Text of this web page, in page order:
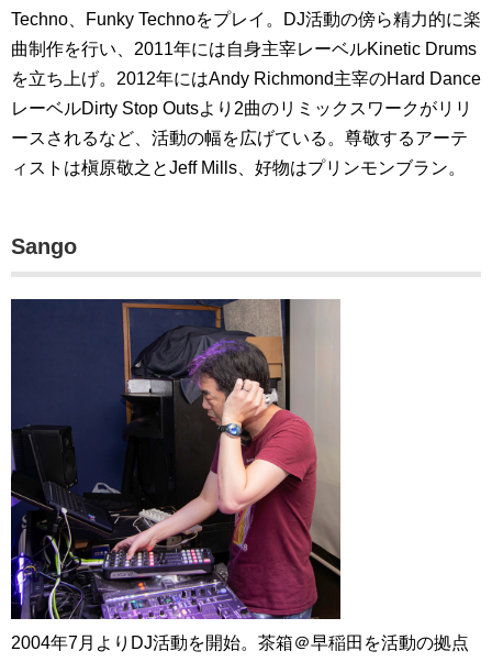
Techno、Funky Technoをプレイ。DJ活動の傍ら精力的に楽
曲制作を行い、2011年には自身主宰レーベルKinetic Drums
を立ち上げ。2012年にはAndy Richmond主宰のHard Dance
レーベルDirty Stop Outsより2曲のリミックスワークがリリ
ースされるなど、活動の幅を広げている。尊敬するアーテ
ィストは槇原敬之とJeff Mills、好物はプリンモンブラン。
Sango
2004年7月よりDJ活動を開始。茶箱＠早稲田を活動の拠点